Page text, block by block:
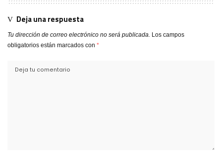
Deja una respuesta
Tu dirección de correo electrónico no será publicada. Los campos
obligatorios están marcados con *